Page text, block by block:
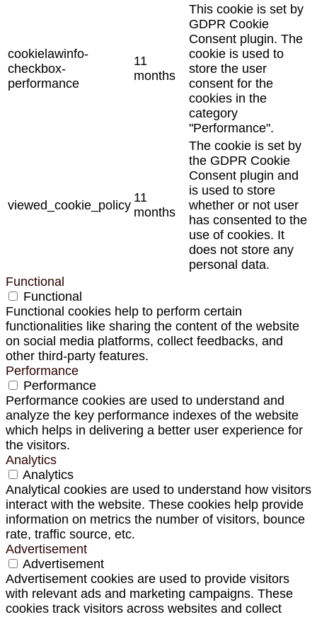
cookielawinfo-
checkbox-
performance
11
months
This cookie is set by
GDPR Cookie
Consent plugin. The
cookie is used to
store the user
consent for the
cookies in the
category
"Performance".
viewed_cookie_policy
11
months
The cookie is set by
the GDPR Cookie
Consent plugin and
is used to store
whether or not user
has consented to the
use of cookies. It
does not store any
personal data.
Functional
Functional
Functional cookies help to perform certain
functionalities like sharing the content of the website
on social media platforms, collect feedbacks, and
other third-party features.
Performance
Performance
Performance cookies are used to understand and
analyze the key performance indexes of the website
which helps in delivering a better user experience for
the visitors.
Analytics
Analytics
Analytical cookies are used to understand how visitors
interact with the website. These cookies help provide
information on metrics the number of visitors, bounce
rate, traffic source, etc.
Advertisement
Advertisement
Advertisement cookies are used to provide visitors
with relevant ads and marketing campaigns. These
cookies track visitors across websites and collect